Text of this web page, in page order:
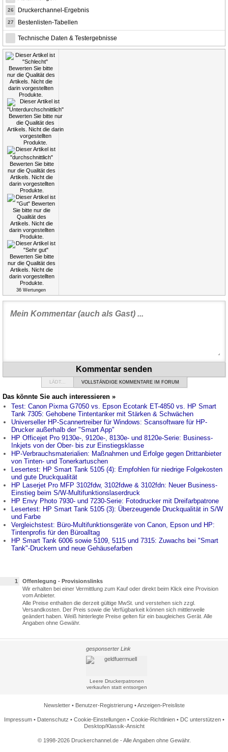
26 Druckerchannel-Ergebnis
27 Bestenlisten-Tabellen
Technische Daten & Testergebnisse
36Wertungen
Kommentar senden
LÄDT... VOLLSTÄNDIGE KOMMENTARE IM FORUM
Das könnte Sie auch interessieren »
Test: Canon Pixma G7050 vs. Epson Ecotank ET-4850 vs. HP Smart
Tank 7305: Gehobene Tintentanker mit Stärken & Schwächen
Universeller HP-Scannertreiber für Windows: Scansoftware für HP-
Drucker außerhalb der "Smart App"
HP Officejet Pro 9130e-, 9120e-, 8130e- und 8120e-Serie: Business-
Inkjets von der Ober- bis zur Einstiegsklasse
HP-Verbrauchsmaterialien: Maßnahmen und Erfolge gegen Drittanbieter
von Tinten- und Tonerkartuschen
Lesertest: HP Smart Tank 5105 (4): Empfohlen für niedrige Folgekosten
und gute Druckqualität
HP Laserjet Pro MFP 3102fdw, 3102fdwe & 3102fdn: Neuer Business-
Einstieg beim S/W-Multifunktionslaserdruck
HP Envy Photo 7930- und 7230-Serie: Fotodrucker mit Dreifarbpatrone
Lesertest: HP Smart Tank 5105 (3): Überzeugende Druckqualität in S/W
und Farbe
Vergleichstest: Büro-Multifunktionsgeräte von Canon, Epson und HP:
Tintenprofis für den Büroalltag
HP Smart Tank 6006 sowie 5109, 5115 und 7315: Zuwachs bei "Smart
Tank"-Druckern und neue Gehäusefarben
1
Offenlegung - Provisionslinks
Wir erhalten bei einer Vermittlung zum Kauf oder direkt beim Klick eine Provision
vom Anbieter.
Alle Preise enthalten die derzeit gültige MwSt. und verstehen sich zzgl.
Versandkosten. Der Preis sowie die Verfügbarkeit können sich mittlerweile
geändert haben. Weiß hinterlegte Preise gelten für ein baugleiches Gerät. Alle
Angaben ohne Gewähr.
gesponserter Link
Leere Druckerpatronen
verkaufen statt entsorgen
Newsletter• Benutzer-Registrierung•Anzeigen-Preisliste
Impressum• Datenschutz • Cookie-Einstellungen• Cookie-Richtlinien• DC unterstützen•
Desktop/Klassik-Ansicht
© 1998-2026 Druckerchannel.de - Alle Angaben ohne Gewähr.